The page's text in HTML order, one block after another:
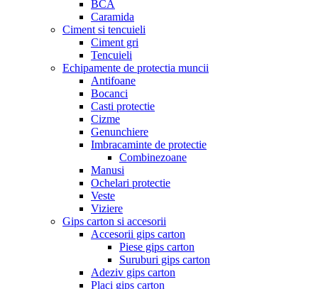
BCA
Caramida
Ciment si tencuieli
Ciment gri
Tencuieli
Echipamente de protectia muncii
Antifoane
Bocanci
Casti protectie
Cizme
Genunchiere
Imbracaminte de protectie
Combinezoane
Manusi
Ochelari protectie
Veste
Viziere
Gips carton si accesorii
Accesorii gips carton
Piese gips carton
Suruburi gips carton
Adeziv gips carton
Placi gips carton